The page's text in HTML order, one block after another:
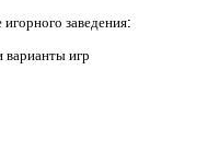
заведения:
варианты игр